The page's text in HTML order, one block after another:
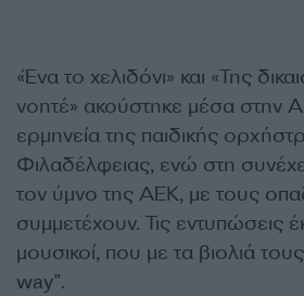
«Ένα το χελιδόνι» και «Της
νοητέ» ακούστηκε μέσα στην
ερμηνεία της παιδικής
Φιλαδέλφειας, ενώ στη
τον ύμνο της ΑΕΚ, με τους
συμμετέχουν. Τις εντυπώσεις
μουσικοί, που με τα βιολιά
way”.